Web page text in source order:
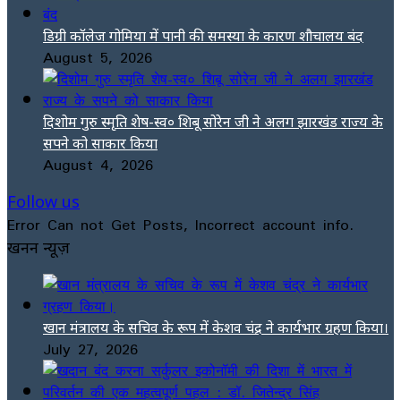
डिग्री कॉलेज गोमिया में पानी की समस्या के कारण शौचालय बंद
August 5, 2026
दिशोम गुरु स्मृति शेष-स्व० शिबू सोरेन जी ने अलग झारखंड राज्य के
सपने को साकार किया
August 4, 2026
Follow us
Error Can not Get Posts, Incorrect account info.
खनन न्यूज़
खान मंत्रालय के सचिव के रूप में केशव चंद्र ने कार्यभार ग्रहण किया।
July 27, 2026